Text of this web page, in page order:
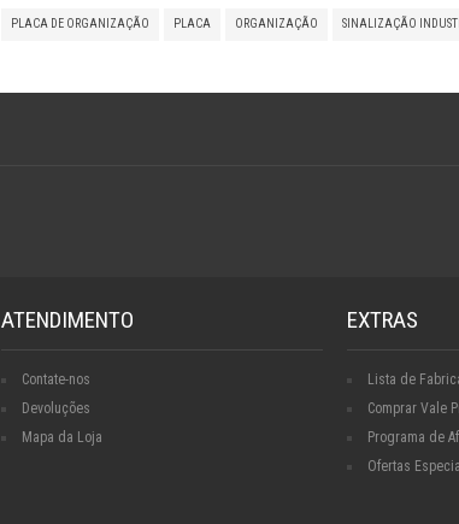
PLACA DE ORGANIZAÇÃO PLACA ORGANIZAÇÃO SINALIZAÇÃO
ATENDIMENTO
Contate-nos
Devoluções
Mapa da Loja
EXTRAS
Lista de
Comprar Vale
Programa de
Ofertas